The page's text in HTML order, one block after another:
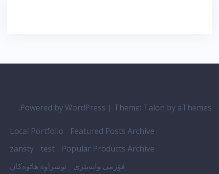
Powered by WordPress | Theme: Talon by aThemes.
Featured Posts Archive
Local Portfolio
Popular Products Archive
test
zansty
فۆرمی وانەبێژی
نوسراوە هاتوەکان